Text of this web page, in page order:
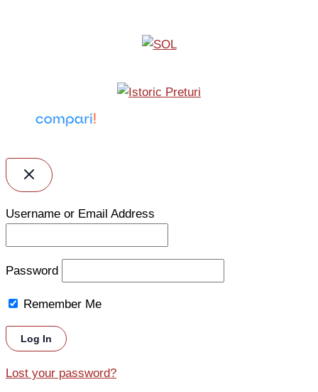
Username or Email Address
Password
Remember Me
Lost your password?